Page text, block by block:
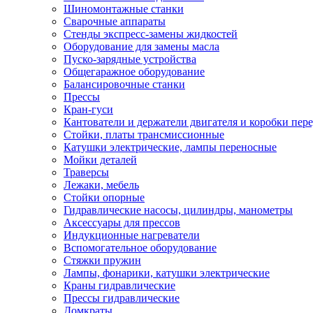
Шиномонтажные станки
Сварочные аппараты
Стенды экспресс-замены жидкостей
Оборудование для замены масла
Пуско-зарядные устройства
Общегаражное оборудование
Балансировочные станки
Прессы
Кран-гуси
Кантователи и держатели двигателя и коробки
Стойки, платы трансмиссионные
Катушки электрические, лампы переносные
Мойки деталей
Траверсы
Лежаки, мебель
Стойки опорные
Гидравлические насосы, цилиндры, манометры
Аксессуары для прессов
Индукционные нагреватели
Вспомогательное оборудование
Стяжки пружин
Лампы, фонарики, катушки электрические
Краны гидравлические
Прессы гидравлические
Домкраты